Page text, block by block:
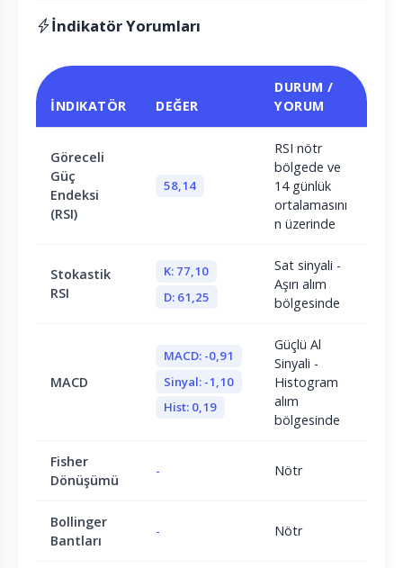
İndikatör Yorumları
İNDIKATÖR DEĞER
DURUM /
YORUM
Göreceli
Güç
Endeksi
(RSI)
58,14
RSI nötr
bölgede ve
14 günlük
ortalamasını
n üzerinde
Stokastik
RSI
K: 77,10
D: 61,25
Sat sinyali -
Aşırı alım
bölgesinde
MACD
MACD: -0,91
Sinyal: -1,10
Hist: 0,19
Güçlü Al
Sinyali -
Histogram
alım
bölgesinde
Fisher
Dönüşümü
- Nötr
Bollinger
Bantları
- Nötr